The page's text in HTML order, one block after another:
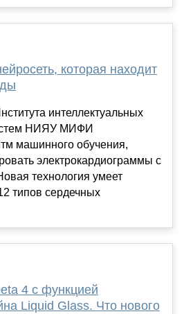
которая находит
интеллектуальных
НИЯУ МИФИ
машинного обучения,
электрокардиограммы с
технология умеет
типов сердечных
4 с функцией
Liquid Glass. Что нового